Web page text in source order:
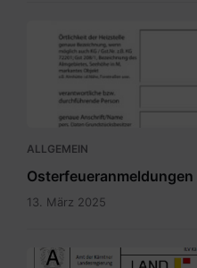
ALLGEMEIN
13. März 2025
Bild.png